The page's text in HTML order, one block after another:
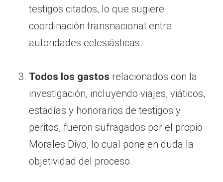
testigos citados, lo que sugiere
coordinación transnacional entre
autoridades eclesiásticas.
Todos los gastos relacionados con la
investigación, incluyendo viajes, viáticos,
estadías y honorarios de testigos y
peritos, fueron sufragados por el propio
Morales Divo, lo cual pone en duda la
objetividad del proceso.